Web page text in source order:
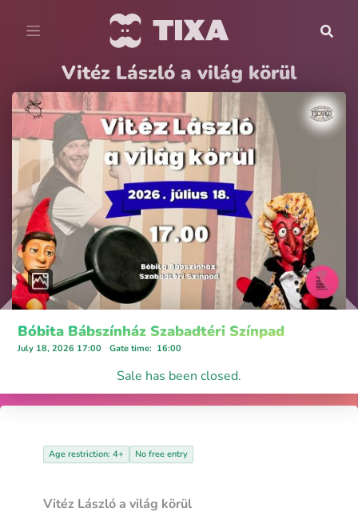
Vitéz László a világ körül
Bóbita Bábszínház Szabadtéri Színpad
July 18, 2026 17:00 Gate time: 16:00
Sale has been closed.
Age restriction: 4+ No free entry
Vitéz László a világ körül